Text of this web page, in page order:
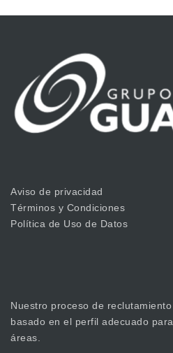
Aviso de privacidad
Términos y Condiciones
Política de Uso de Datos
Nuestro proceso de
basado en el perfil adecuado
áreas.